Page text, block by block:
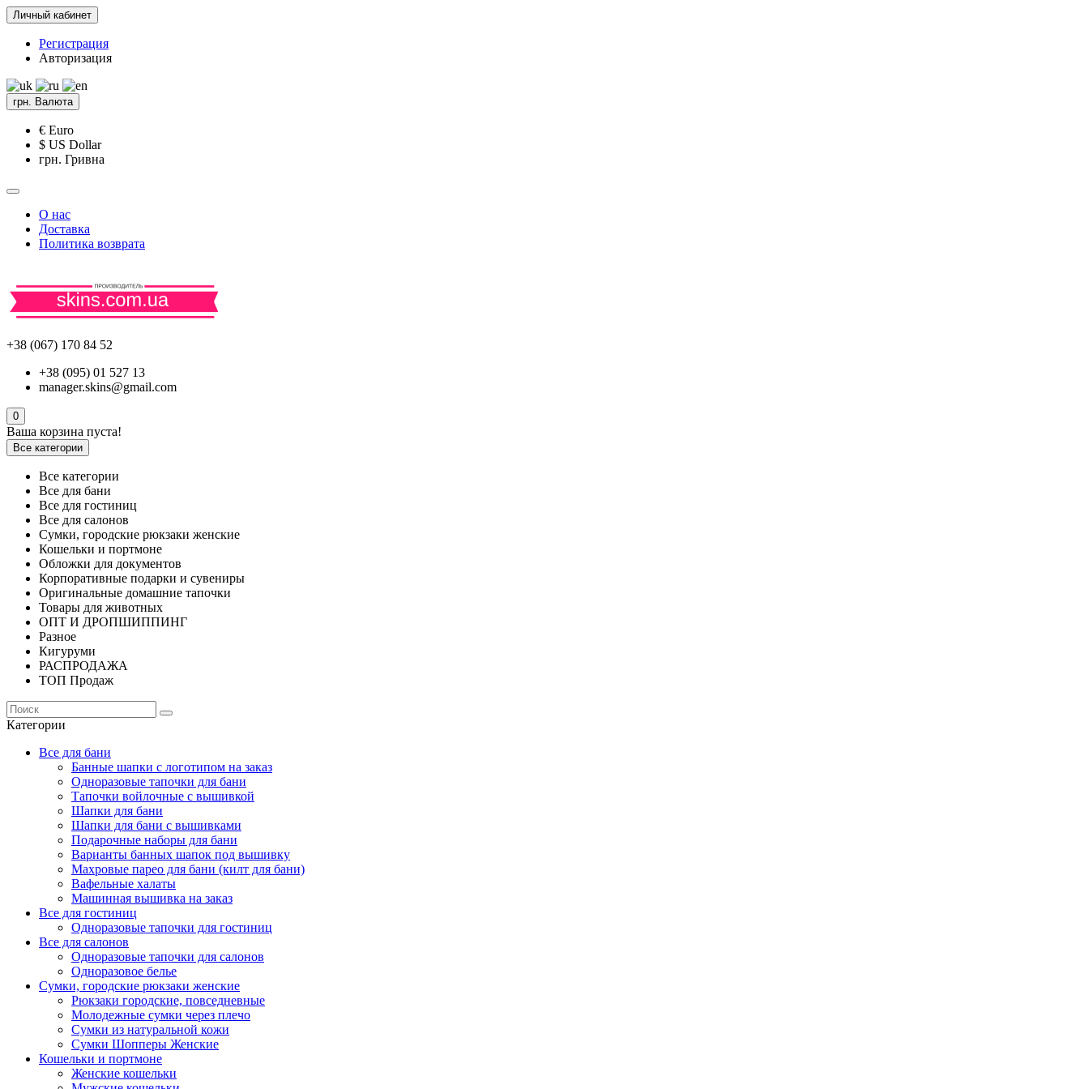
Личный кабинет
Регистрация
Авторизация
грн. Валюта
€ Euro
$ US Dollar
грн. Гривна
О нас
Доставка
Политика возврата
+38 (067) 170 84 52
+38 (095) 01 527 13
manager.skins@gmail.com
0
Ваша корзина пуста!
Все категории
Все категории
Все для бани
Все для гостиниц
Все для салонов
Сумки, городские рюкзаки женские
Кошельки и портмоне
Обложки для документов
Корпоративные подарки и сувениры
Оригинальные домашние тапочки
Товары для животных
ОПТ И ДРОПШИППИНГ
Разное
Кигуруми
РАСПРОДАЖА
ТОП Продаж
Категории
Все для бани
Банные шапки с логотипом на заказ
Одноразовые тапочки для бани
Тапочки войлочные с вышивкой
Шапки для бани
Шапки для бани с вышивками
Подарочные наборы для бани
Варианты банных шапок под вышивку
Махровые парео для бани (килт для бани)
Вафельные халаты
Машинная вышивка на заказ
Все для гостиниц
Одноразовые тапочки для гостиниц
Все для салонов
Одноразовые тапочки для салонов
Одноразовое белье
Сумки, городские рюкзаки женские
Рюкзаки городские, повседневные
Молодежные сумки через плечо
Сумки из натуральной кожи
Сумки Шопперы Женские
Кошельки и портмоне
Женские кошельки